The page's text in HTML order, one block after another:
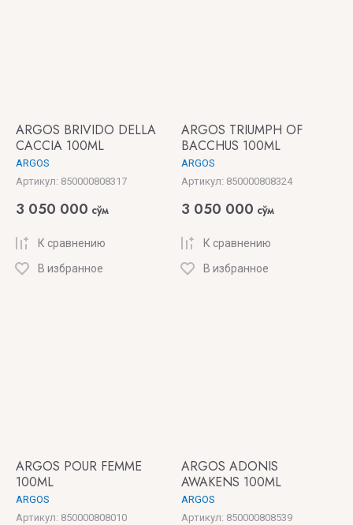
ARGOS BRIVIDO DELLA
CACCIA 100ML
ARGOS
Артикул: 850000808317
3 050 000 сўм
К сравнению
В избранное
ARGOS TRIUMPH OF
BACCHUS 100ML
ARGOS
Артикул: 850000808324
3 050 000 сўм
К сравнению
В избранное
ARGOS POUR FEMME
100ML
ARGOS
Артикул: 850000808010
ARGOS ADONIS
AWAKENS 100ML
ARGOS
Артикул: 850000808539